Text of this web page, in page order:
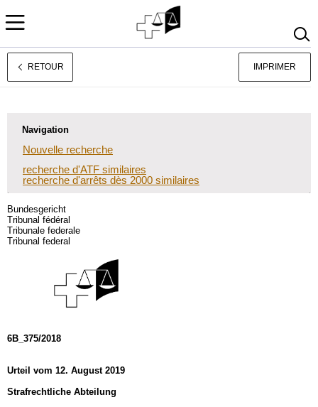
Deutsch
RETOUR IMPRIMER
Navigation
Nouvelle recherche
recherche d'ATF similaires
recherche d'arrêts dès 2000 similaires
Bundesgericht
Tribunal fédéral
Tribunale federale
Tribunal federal
6B_375/2018
Urteil vom 12. August 2019
Strafrechtliche Abteilung